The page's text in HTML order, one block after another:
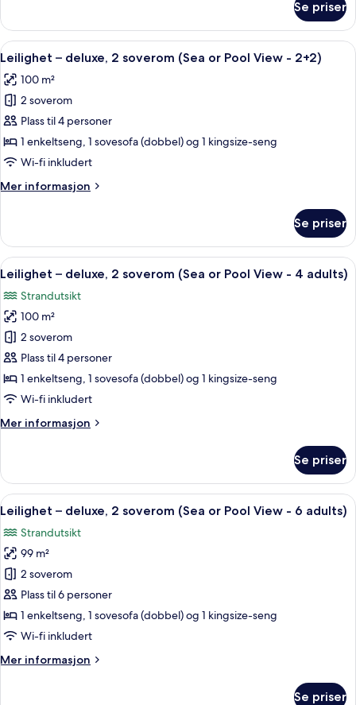
View
-
4
adults)
–
deluxe,
1
soverom
(Sea
or
Pool
View
-
4
adults)
Se priser
Åpne
alle
bildene
av
Leilighet
–
deluxe,
soverom
Pool
View
2+2)
7
Leilighet – deluxe, 2 soverom (Sea or Pool View - 2+2)
100 m²
2 soverom
Plass til 4 personer
1 enkeltseng, 1 sovesofa (dobbel) og 1 kingsize-seng
Wi-fi inkludert
Mer informasjon
Mer
–
deluxe,
2
soverom
(Sea
or
Pool
View
2+2)
Se priser
Åpne
alle
bildene
av
Leilighet
–
deluxe,
2
(Sea
View
-
4
adults)
7
Leilighet – deluxe, 2 soverom (Sea or Pool View - 4 adults)
Strandutsikt
100 m²
2 soverom
Plass til 4 personer
1 enkeltseng, 1 sovesofa (dobbel) og 1 kingsize-seng
Wi-fi inkludert
Mer informasjon
Mer
–
deluxe,
2
soverom
(Sea
or
Pool
View
4
adults)
Se priser
Åpne
alle
bildene
av
Leilighet
–
deluxe,
2
(Sea
7
Leilighet – deluxe, 2 soverom (Sea or Pool View - 6 adults)
Strandutsikt
99 m²
2 soverom
Plass til 6 personer
1 enkeltseng, 1 sovesofa (dobbel) og 1 kingsize-seng
Wi-fi inkludert
Mer informasjon
Mer
Se priser